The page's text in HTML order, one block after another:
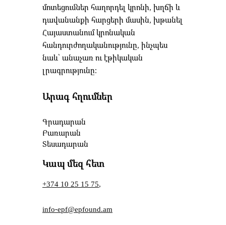
մոտեցումներ հաղորդել կրոնի, խղճի և
դավանանքի հարցերի մասին, խթանել
Հայաստանում կրոնական
հանդուրժողականությունը, ինչպես
նաև՝ անաչառ ու էթիկական
լրագրությունը։
Արագ հղումներ
Գրադարան
Բառարան
Տեսադարան
Կապ մեզ հետ
+374 10 25 15 75,
info-epf@epfound.am